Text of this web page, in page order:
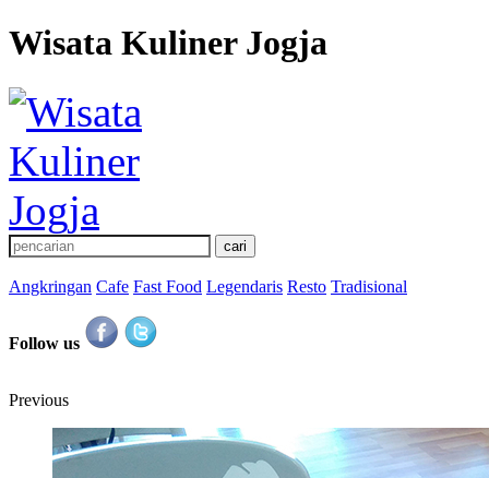
Wisata Kuliner Jogja
Angkringan Cafe Fast Food Legendaris Resto Tradisional
Follow us
Previous